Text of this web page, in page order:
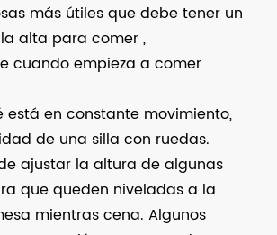
más útiles que debe tener un
alta para comer,
cuando empieza a comer
está en constante movimiento,
de una silla con ruedas.
ajustar la altura de algunas
que queden niveladas a la
mientras cena. Algunos